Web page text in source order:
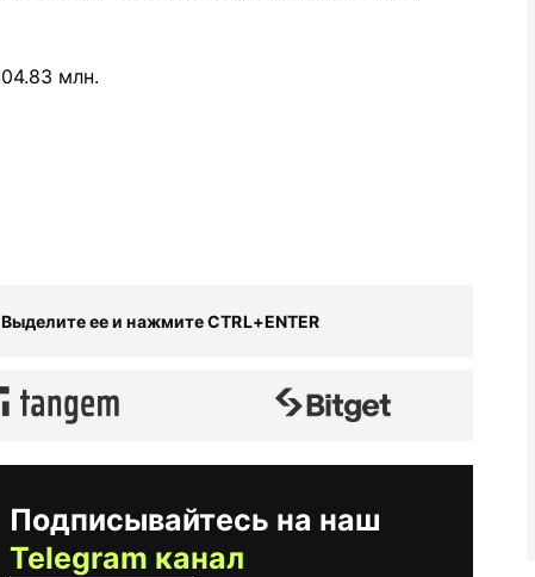
млн.
ее и нажмите CTRL+ENTER
Подписывайтесь на наш
Telegram канал